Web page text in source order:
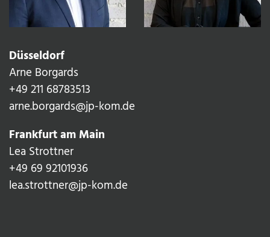
Düsseldorf
Arne Borgards
+49 211 68783513‬
arne.borgards@jp-kom.de
Frankfurt am Main
Lea Strottner
+49 69 92101936
lea.strottner@jp-kom.de